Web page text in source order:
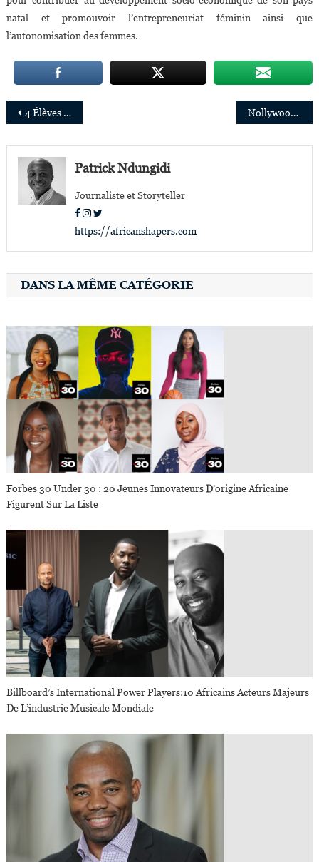
natal et promouvoir l’entrepreneuriat féminin ainsi que
l’autonomisation des femmes.
Navigation
de
l’article
4 Élèves Nigérians Vainqueurs Du «Spirit Of Innovation Challenge» De La Conrad Foundation Nollywood Signe Sa Première Collaboration Avec Un Studio De Production Américain
Patrick Ndungidi
Journaliste et Storyteller
https://africanshapers.com
DANS LA MÊME CATÉGORIE
Forbes 30 Under 30 : 20 Jeunes Innovateurs D’origine Africaine
Figurent Sur La Liste
Billboard’s International Power Players:10 Africains Acteurs Majeurs
De L’industrie Musicale Mondiale